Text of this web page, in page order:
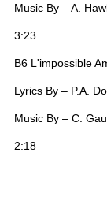
Music By – A.
3:23
B6 L'impossible
Lyrics By – P.A.
Music By – C.
2:18